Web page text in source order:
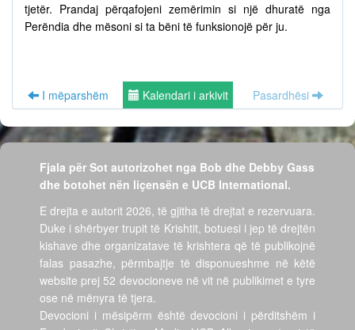
tjetër. Prandaj përqafojeni zemërimin si një dhuratë nga
Perëndia dhe mësoni si ta bëni të funksionojë për ju.
I mëparshëm Kalendari i arkivit Pasardhësi
Fjala për Sot autorizohet nga Bob dhe Debby Gass
dhe botohet nën liçensën e UCB International.
E drejta e autorit 2026, të gjitha të drejtat e rezervuara.
Duke i shërbyer trupit të Krishtit, botuesi i jep të drejtën
kishave dhe organizatave të krishtera që të publikojnë
falas pasazhe, përmbajtje të disponueshme në këtë
website prej 52 devocioneve në vit në publikimet e tyre
ose në mënyra të tjera.
Devocioni i mësipërm është devocioni i përditshëm i